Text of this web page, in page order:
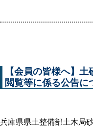
【会員の皆様へ】
閲覧等に係る公告に
兵庫県県土整備部土木局